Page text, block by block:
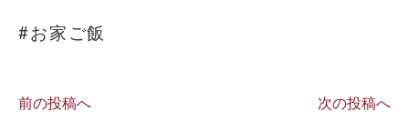
#お家ご飯
前の投稿へ 次の投稿へ